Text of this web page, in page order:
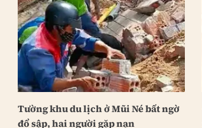
Tường khu du lịch ở Mũi Né bất ngờ
đổ sập, hai người gặp nạn